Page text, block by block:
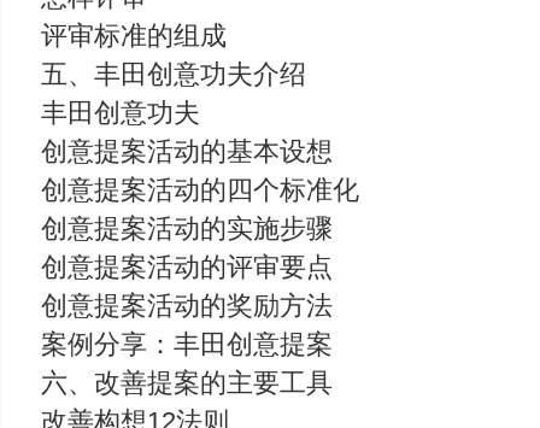
评审标准的组成
五、丰田创意功夫介绍
丰田创意功夫
创意提案活动的基本设想
创意提案活动的四个标准化
创意提案活动的实施步骤
创意提案活动的评审要点
创意提案活动的奖励方法
案例分享：丰田创意提案
六、改善提案的主要工具
改善构想12法则